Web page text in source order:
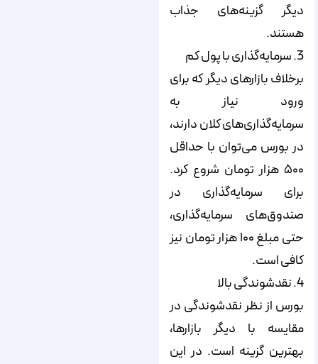
دیگر گزینه‌های جذاب
هستند.
3. سرمایه‌گذاری با پول کم
برخلاف بازارهای دیگر که برای
ورود نیاز به
سرمایه‌گذاری‌های کلان دارند،
در بورس می‌توان با حداقل
۵۰۰ هزار تومان شروع کرد.
برای سرمایه‌گذاری در
صندوق‌های سرمایه‌گذاری،
حتی مبلغ ۱۰۰ هزار تومان نیز
کافی است.
4. نقدشوندگی بالا
بورس از نظر نقدشوندگی در
مقایسه با دیگر بازارها،
بهترین گزینه است. در این